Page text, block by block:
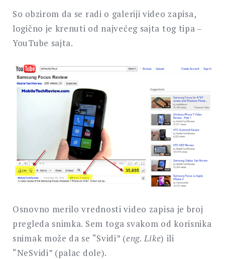
So obzirom da se radi o galeriji video zapisa,
logično je krenuti od najvećeg sajta tog tipa –
YouTube sajta.
Osnovno merilo vrednosti video zapisa je broj
pregleda snimka. Sem toga svakom od korisnika
snimak može da se “Svidi” (eng. Like) ili
“NeSvidi” (palac dole).